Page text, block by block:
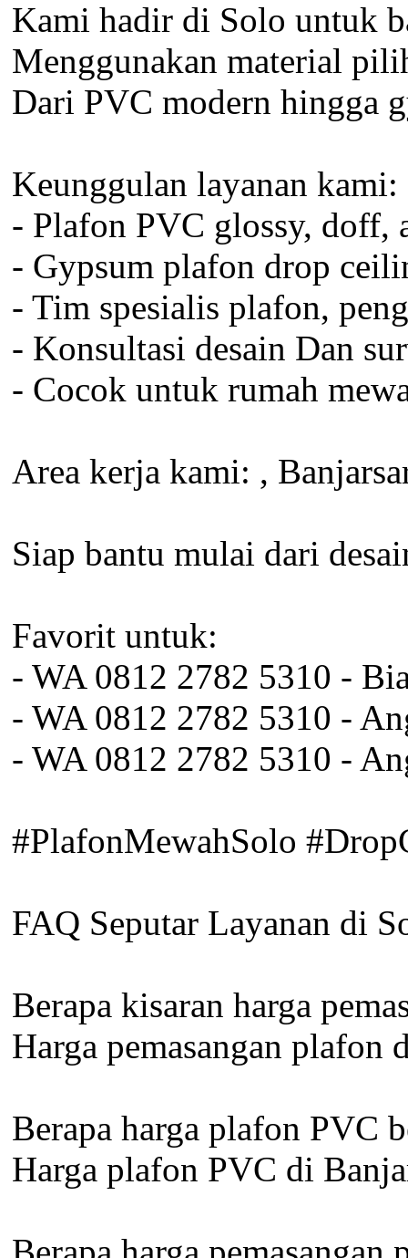
Kami hadir di Solo untuk
Menggunakan material
Dari PVC modern hingga
Keunggulan layanan kami:
- Plafon PVC glossy, doff,
- Gypsum plafon drop
- Tim spesialis plafon,
- Konsultasi desain Dan
- Cocok untuk rumah
Area kerja kami: ,
Siap bantu mulai dari
Favorit untuk:
- WA 0812 2782 5310 -
- WA 0812 2782 5310 -
- WA 0812 2782 5310 -
#PlafonMewahSolo
FAQ Seputar Layanan di
Berapa kisaran harga
Harga pemasangan
Berapa harga plafon PVC
Harga plafon PVC di